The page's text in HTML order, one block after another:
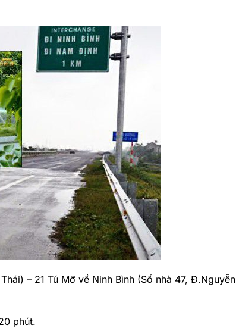
– 21 Tú Mỡ về Ninh Bình (Số nhà 47, Đ.Nguyễn
phút.